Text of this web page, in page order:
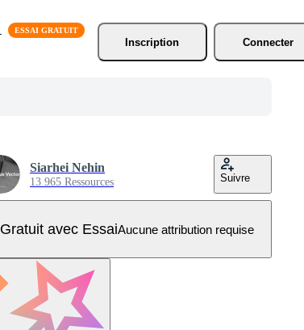
Inscription
Connecter
Siarhei Nehin
13 965 Ressources Suivre
Gratuit avec EssaiAucune attribution requise